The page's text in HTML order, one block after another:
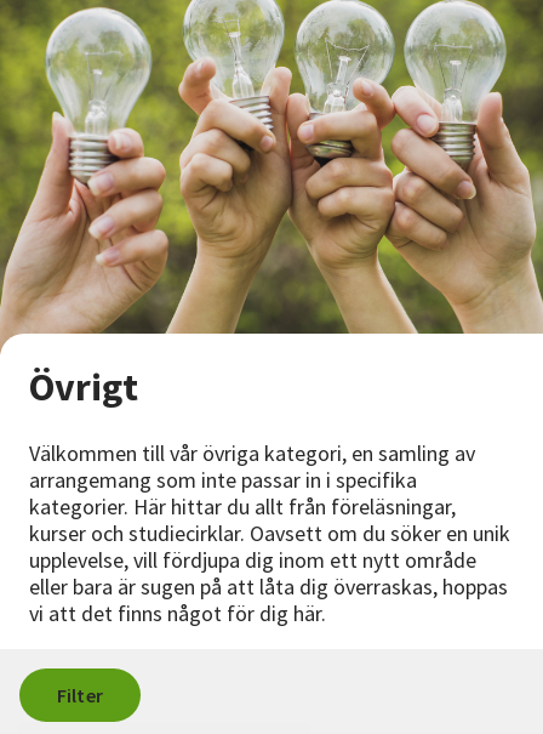
Om SV
Starta studiecirkel
Cirkelledare
Nyheter
Avdelningar
Lyssna
Övrigt
Välkommen till vår övriga kategori, en samling av
arrangemang som inte passar in i specifika
kategorier. Här hittar du allt från föreläsningar,
kurser och studiecirklar. Oavsett om du söker en unik
upplevelse, vill fördjupa dig inom ett nytt område
eller bara är sugen på att låta dig överraskas, hoppas
vi att det finns något för dig här.
Filter